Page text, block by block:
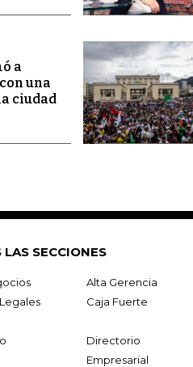
a
una
ciudad
LAS SECCIONES
Alta Gerencia
Caja Fuerte
Directorio
Empresarial